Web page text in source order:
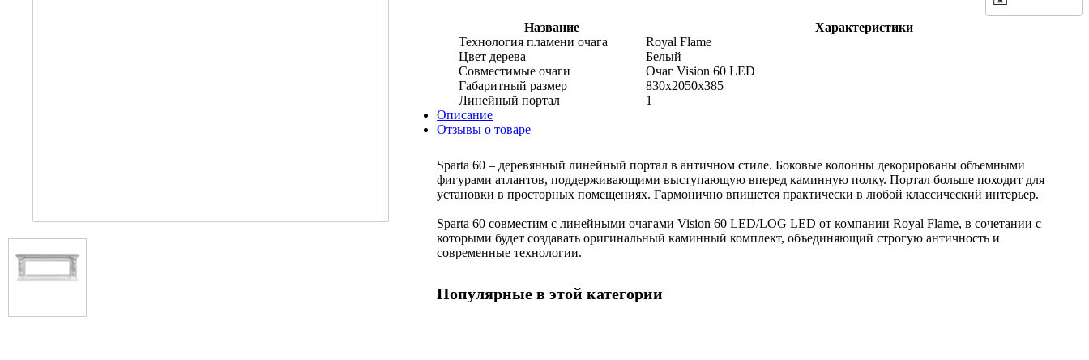
Название
Характеристики
Технология пламени очага
Royal Flame
Цвет дерева
Белый
Совместимые очаги
Очаг Vision 60 LED
Габаритный размер
830x2050x385
Линейный портал
1
Описание
Отзывы о товаре
Sparta 60 – деревянный линейный портал в античном стиле. Боковые колонны декорированы объемными
фигурами атлантов, поддерживающими выступающую вперед каминную полку. Портал больше походит для
установки в просторных помещениях. Гармонично впишется практически в любой классический интерьер.
Sparta 60 совместим с линейными очагами Vision 60 LED/LOG LED от компании Royal Flame, в сочетании с
которыми будет создавать оригинальный каминный комплект, объединяющий строгую античность и
современные технологии.
Популярные в этой категории